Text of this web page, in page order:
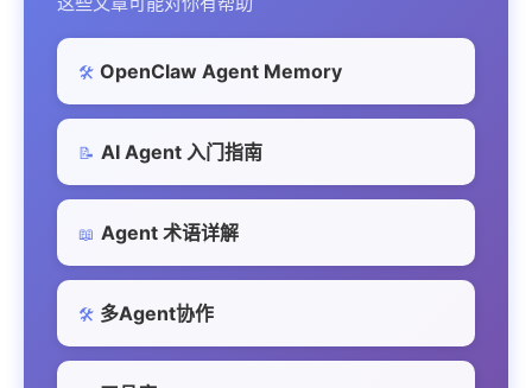
🛠️ OpenClaw Agent Memory
📝 AI Agent 入门指南
📖 Agent 术语详解
🛠️ 多Agent协作